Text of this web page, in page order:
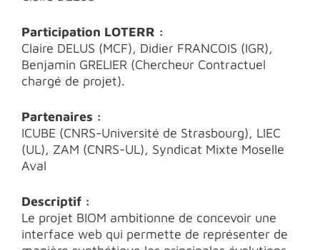
Participation LOTERR :
Claire DELUS (MCF), Didier FRANCOIS (IGR),
Benjamin GRELIER (Chercheur Contractuel
chargé de projet).
Partenaires :
ICUBE (CNRS-Université de Strasbourg), LIEC
(UL), ZAM (CNRS-UL), Syndicat Mixte Moselle
Aval
Descriptif :
Le projet BIOM ambitionne de concevoir une
interface web qui permette de représenter de